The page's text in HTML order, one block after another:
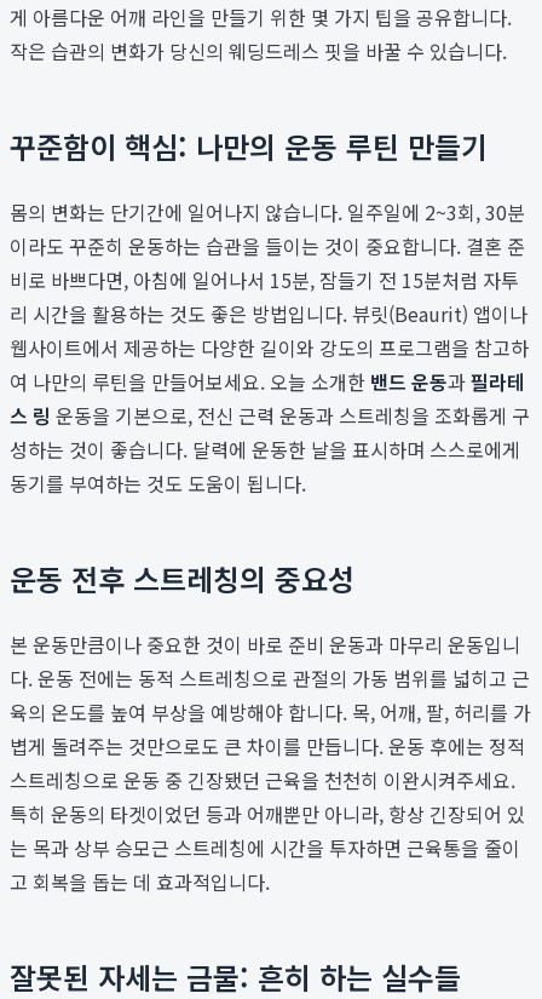
게 아름다운 어깨 라인을 만들기 위한 몇 가지 팁을 공유합니다.
작은 습관의 변화가 당신의 웨딩드레스 핏을 바꿀 수 있습니다.
꾸준함이 핵심: 나만의 운동 루틴 만들기
몸의 변화는 단기간에 일어나지 않습니다. 일주일에 2~3회, 30분
이라도 꾸준히 운동하는 습관을 들이는 것이 중요합니다. 결혼 준
비로 바쁘다면, 아침에 일어나서 15분, 잠들기 전 15분처럼 자투
리 시간을 활용하는 것도 좋은 방법입니다. 뷰릿(Beaurit) 앱이나
웹사이트에서 제공하는 다양한 길이와 강도의 프로그램을 참고하
여 나만의 루틴을 만들어보세요. 오늘 소개한 밴드 운동과필라테
스 링 운동을 기본으로, 전신 근력 운동과 스트레칭을 조화롭게 구
성하는 것이 좋습니다. 달력에 운동한 날을 표시하며 스스로에게
동기를 부여하는 것도 도움이 됩니다.
운동 전후 스트레칭의 중요성
본 운동만큼이나 중요한 것이 바로 준비 운동과 마무리 운동입니
다. 운동 전에는 동적 스트레칭으로 관절의 가동 범위를 넓히고 근
육의 온도를 높여 부상을 예방해야 합니다. 목, 어깨, 팔, 허리를 가
볍게 돌려주는 것만으로도 큰 차이를 만듭니다. 운동 후에는 정적
스트레칭으로 운동 중 긴장됐던 근육을 천천히 이완시켜주세요.
특히 운동의 타겟이었던 등과 어깨뿐만 아니라, 항상 긴장되어 있
는 목과 상부 승모근 스트레칭에 시간을 투자하면 근육통을 줄이
고 회복을 돕는 데 효과적입니다.
잘못된 자세는 금물: 흔히 하는 실수들